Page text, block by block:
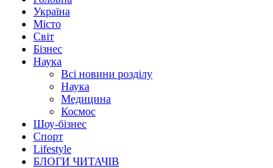
Україна
Місто
Світ
Бізнес
Наука
Всі новини розділу
Наука
Медицина
Космос
Шоу-бізнес
Спорт
Lifestyle
БЛОГИ ЧИТАЧІВ